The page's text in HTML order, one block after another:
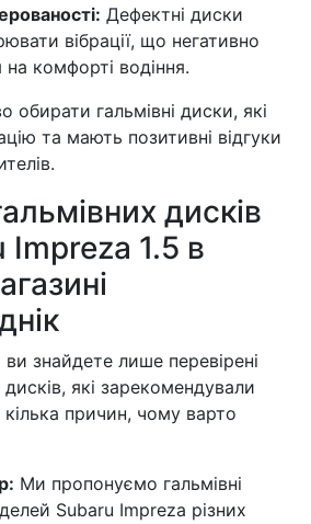
Дефектні диски
вібрації, що негативно
комфорті водіння.
гальмівні диски, які
та мають позитивні відгуки
дисків
1.5 в
знайдете лише перевірені
які зарекомендували
причин, чому варто
Ми пропонуємо гальмівні
Subaru Impreza різних